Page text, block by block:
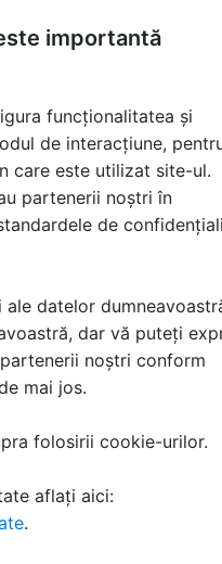
- MAPEWRAP C
cvadridirectionala,
(CVT) N° 206/
-
de mare rezistenta,
importantă
funcționalitatea și
de interacțiune,
care este utilizat site-ul.
partenerii noștri în
de
datelor
dar vă puteți
noștri conform
mai jos.
folosirii cookie-urilor.
aflați aici:
.